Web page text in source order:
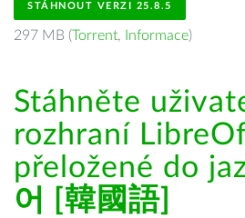
STÁHNOUT VERZI 25.8.5
297 MB (Torrent, Informace)
Stáhněte
rozhraní
přeložené do
어 [韓國語]